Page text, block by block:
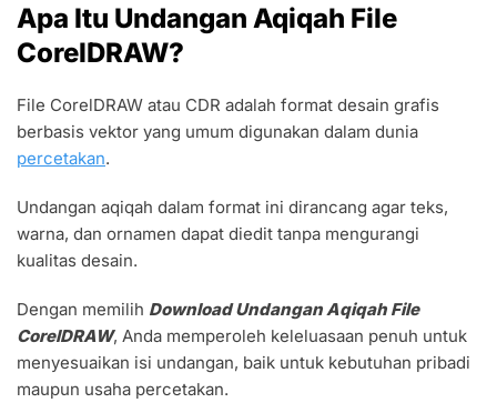
Apa Itu Undangan Aqiqah File
CorelDRAW?
File CorelDRAW atau CDR adalah format desain grafis
berbasis vektor yang umum digunakan dalam dunia
percetakan.
Undangan aqiqah dalam format ini dirancang agar teks,
warna, dan ornamen dapat diedit tanpa mengurangi
kualitas desain.
Dengan memilih Download Undangan Aqiqah File
CorelDRAW, Anda memperoleh keleluasaan penuh untuk
menyesuaikan isi undangan, baik untuk kebutuhan pribadi
maupun usaha percetakan.